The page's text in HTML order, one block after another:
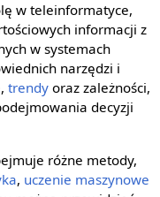
w teleinformatyce,
informacji z
w systemach
narzędzi i
trendyoraz zależności,
decyzji
różne metody,
, uczenie maszynowe